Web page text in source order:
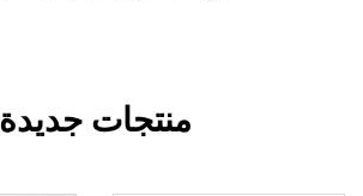
منتجات جديدة